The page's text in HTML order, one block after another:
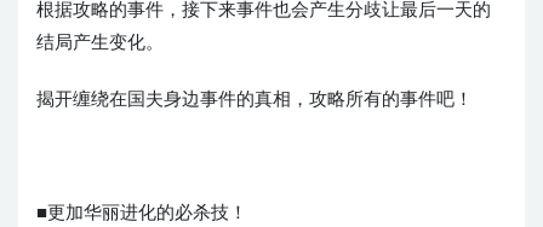
根据攻略的事件，接下来事件也会产生分歧让最后一天的
结局产生变化。
揭开缠绕在国夫身边事件的真相，攻略所有的事件吧！
■更加华丽进化的必杀技！